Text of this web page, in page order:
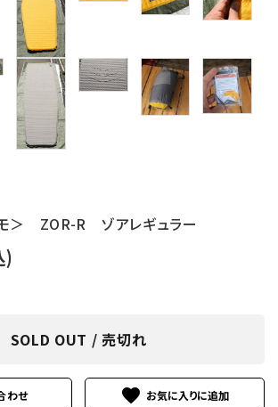
＞ ZOR-R ゾアレギュラー
)
SOLD OUT / 売切れ
わせ favorite